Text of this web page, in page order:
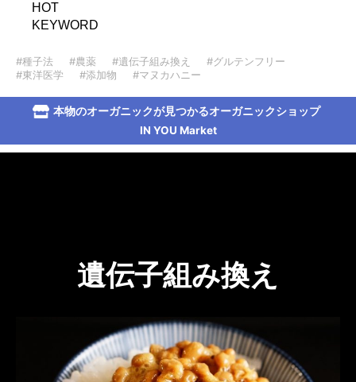
HOT
KEYWORD
#種子法 #農薬 #遺伝子組み換え
#グルテンフリー
#東洋医学
#添加物 #マヌカハニー
本物のオーガニックが見つかるオーガニックショップ
IN YOU Market
遺伝子組み換え